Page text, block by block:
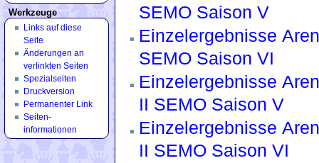
SEMO Saison V
Einzelergebnisse
SEMO Saison VI
Einzelergebnisse
II SEMO Saison V
Einzelergebnisse
II SEMO Saison VI
Werkzeuge
Links auf diese
Seite
Änderungen an
verlinkten Seiten
Spezialseiten
Druckversion
Permanenter Link
Seiten­
informationen